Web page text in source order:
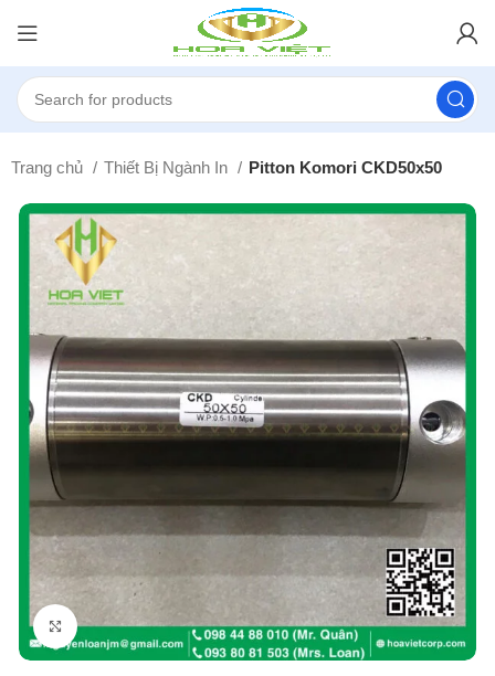
Trang chủ Thiết Bị Ngành In Pitton Komori CKD50x50
Click to enlarge